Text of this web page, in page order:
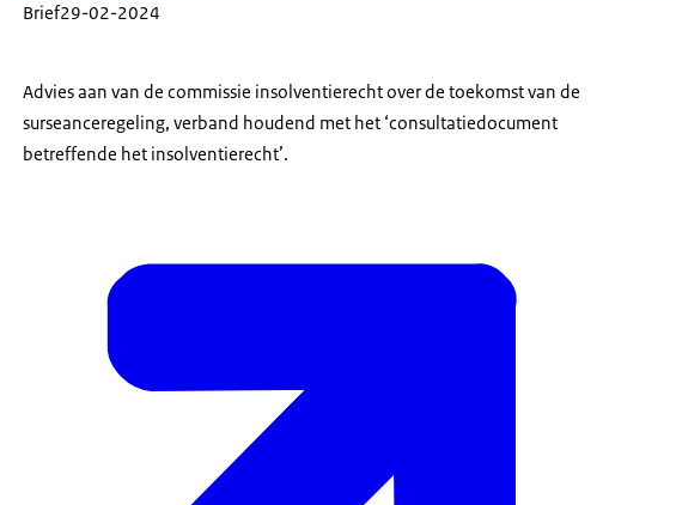
Brief29-02-2024
Advies aan van de commissie insolventierecht over de toekomst van de
surseanceregeling, verband houdend met het ‘consultatiedocument
betreffende het insolventierecht’.